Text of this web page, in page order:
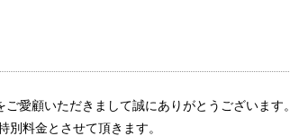
愛顧いただきまして誠にありがとうございます。
別料金とさせて頂きます。